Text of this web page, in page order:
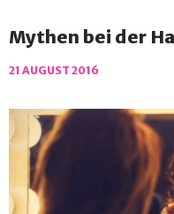
Mythen bei der
21 AUGUST 2016